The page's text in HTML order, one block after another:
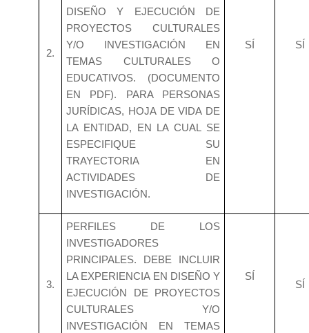
2.
DISEÑO Y EJECUCIÓN DE
PROYECTOS CULTURALES
Y/O INVESTIGACIÓN EN
TEMAS CULTURALES O
EDUCATIVOS. (DOCUMENTO
EN PDF). PARA PERSONAS
JURÍDICAS, HOJA DE VIDA DE
LA ENTIDAD, EN LA CUAL SE
ESPECIFIQUE SU
TRAYECTORIA EN
ACTIVIDADES DE
INVESTIGACIÓN.
SÍ SÍ
3.
PERFILES DE LOS
INVESTIGADORES
PRINCIPALES. DEBE INCLUIR
LA EXPERIENCIA EN DISEÑO Y
EJECUCIÓN DE PROYECTOS
CULTURALES Y/O
INVESTIGACIÓN EN TEMAS
SÍ
SÍ